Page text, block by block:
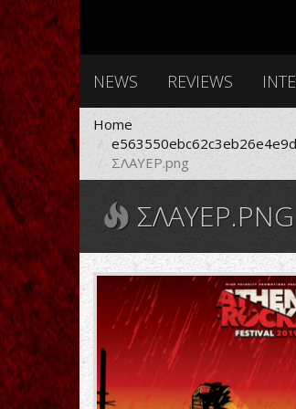
NEWS REVIEWS
Home
ΣΛΑΥΕΡ.png
ΣΛΑΥΕΡ.PNG